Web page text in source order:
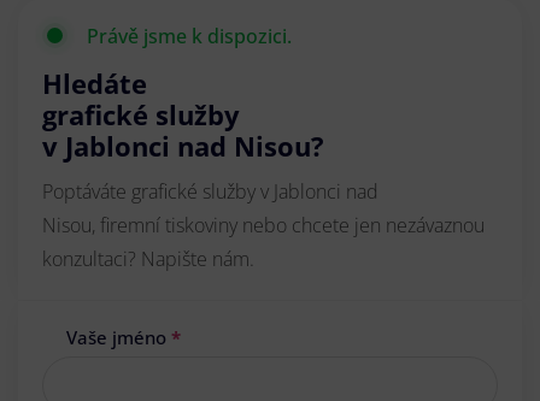
Právě jsme k dispozici.
Hledáte
grafické služby
v Jablonci nad Nisou?
Poptáváte grafické služby v Jablonci nad
Nisou, firemní tiskoviny nebo chcete jen nezávaznou
konzultaci? Napište nám.
Vaše jméno *